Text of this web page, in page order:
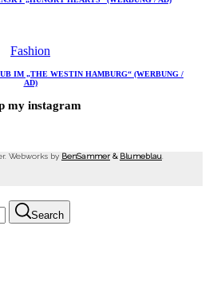
Fashion
IM „THE WESTIN HAMBURG“ (WERBUNG /
AD)
my instagram
Webworks by BenSammer & Blumeblau
Search